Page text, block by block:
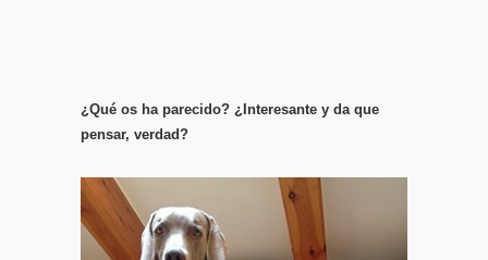
¿Qué os ha parecido? ¿Interesante y da que
pensar, verdad?